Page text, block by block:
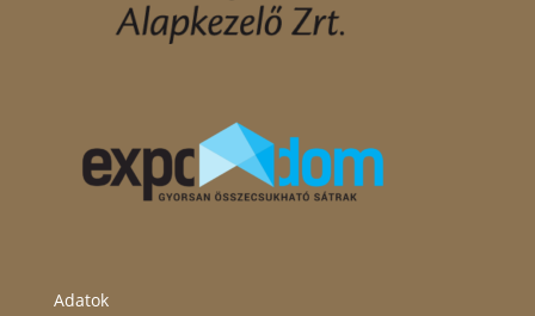
Adatok